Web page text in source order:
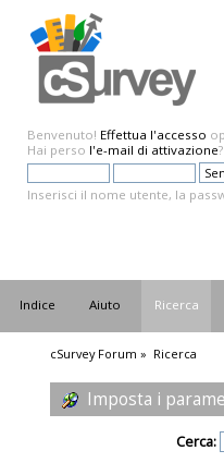
Benvenuto! Effettua l'accesso
Hai perso l'e-mail di attivazione?
Inserisci il nome utente, la
Indice Aiuto Ricerca
cSurvey Forum » Ricerca
Imposta i
Cerca: